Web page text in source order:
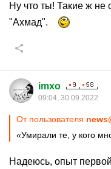
Ну что ты! Такие ж не
"Ахмад".
imxo
09:04, 30.09.2022
От пользователя
«Умирали те, у кого
Надеюсь, опыт